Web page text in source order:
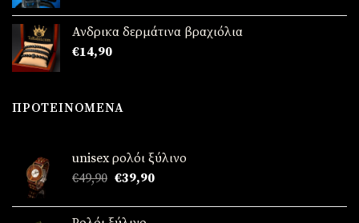
Ανδρικα δερμάτινα βραχιόλια
€14,90
ΠΡΟΤΕΙΝΌΜΕΝΑ
unisex ρολόι ξύλινο
€49,90 Original
was:
€39,90Η
τιμή